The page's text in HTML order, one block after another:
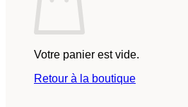
Votre panier est vide.
Retour à la boutique